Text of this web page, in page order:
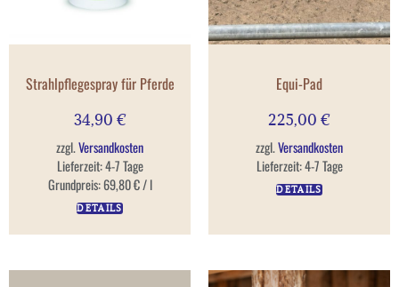
Strahlpflegespray für Pferde
34,90 €
zzgl.Versandkosten
Lieferzeit:4-7 Tage
Grundpreis:69,80€/l
DETAILS
Equi-Pad
225,00 €
zzgl.Versandkosten
Lieferzeit:4-7 Tage
DETAILS